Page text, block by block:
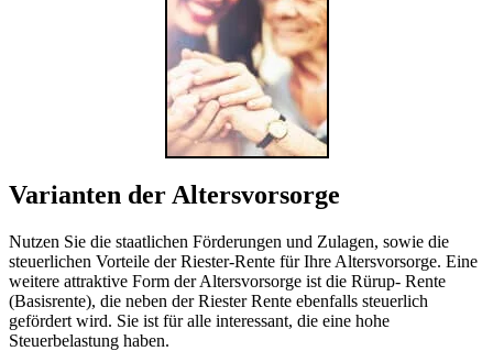
Varianten der Altersvorsorge
Nutzen Sie die staatlichen Förderungen und Zulagen, sowie die
steuerlichen Vorteile der Riester-Rente für Ihre Altersvorsorge. Eine
weitere attraktive Form der Altersvorsorge ist die Rürup- Rente
(Basisrente), die neben der Riester Rente ebenfalls steuerlich
gefördert wird. Sie ist für alle interessant, die eine hohe
Steuerbelastung haben.